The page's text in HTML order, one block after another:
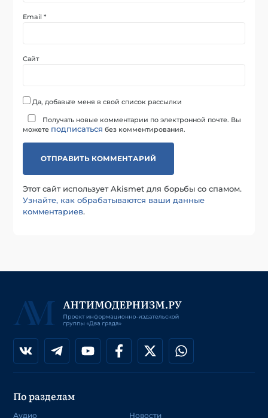
Email*
Сайт
Да, добавьте меня в свой список рассылки
Получать новые комментарии по электронной почте. Вы
можете подписаться без комментирования.
Этот сайт использует Akismet для борьбы со спамом.
Узнайте, как обрабатываются ваши данные
комментариев.
По разделам
Аудио
Новости